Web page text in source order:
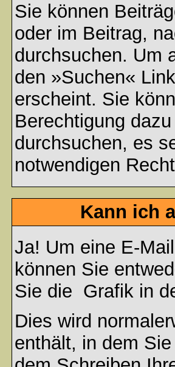
Sie können
oder im Beitrag,
durchsuchen. Um
den »Suchen«
erscheint. Sie
Berechtigung
durchsuchen, es
notwendigen
Kann ich
Ja! Um eine E-
können Sie
Sie die Grafik in
Dies wird
enthält, in dem